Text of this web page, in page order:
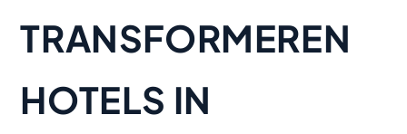
TRANSFORMEREN
HOTELS IN